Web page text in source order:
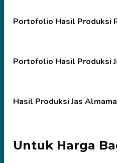
Portofolio Hasil Produksi
Portofolio Hasil Produksi
Hasil Produksi Jas
Untuk Harga